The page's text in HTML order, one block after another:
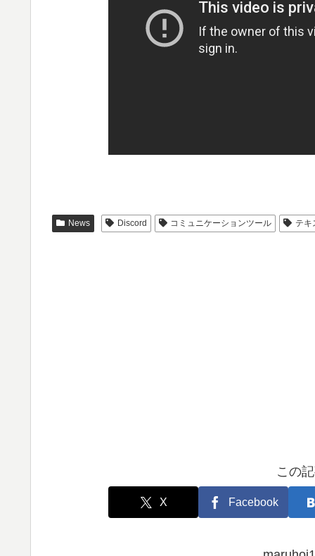
News Discord コミュニケーションツール テキ
この
X Facebook